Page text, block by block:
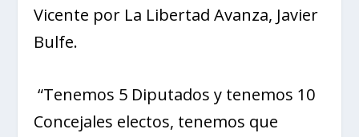
Vicente por La Libertad Avanza, Javier
Bulfe.
“Tenemos 5 Diputados y tenemos 10
Concejales electos, tenemos que